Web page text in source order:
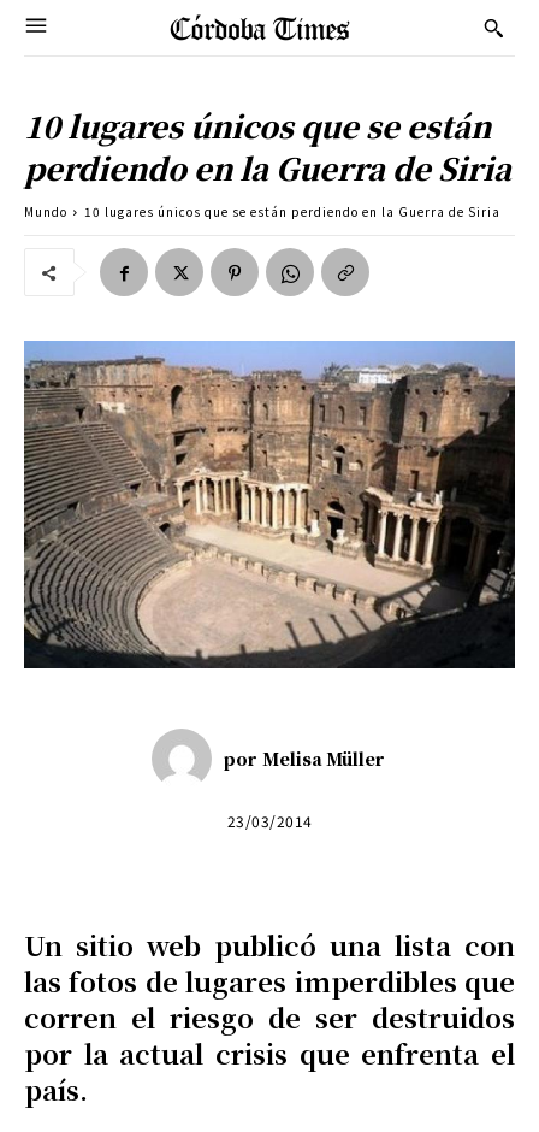
10 lugares únicos que se están
perdiendo en la Guerra de Siria
Mundo 10 lugares únicos que se están perdiendo en la Guerra de Siria
por Melisa Müller
23/03/2014
Un sitio web publicó una lista con
las fotos de lugares imperdibles que
corren el riesgo de ser destruidos
por la actual crisis que enfrenta el
país.